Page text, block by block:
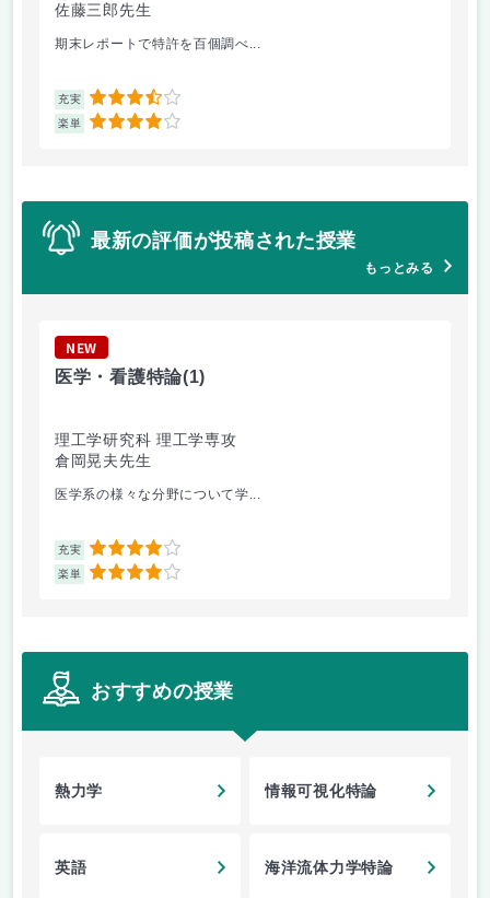
佐藤三郎先生
期末レポートで特許を百個調べ...
充実 3.5
楽単 4
最新の評価が投稿された授業
もっとみる
NEW
医学・看護特論(1)
理工学研究科 理工学専攻
倉岡晃夫先生
医学系の様々な分野について学...
充実 4
楽単 4
おすすめの授業
熱力学 情報可視化特論
英語 海洋流体力学特論